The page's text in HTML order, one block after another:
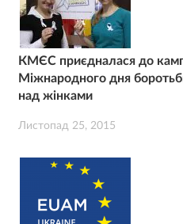
КМЄС приєдналася до
Міжнародного дня
над жінками
Листопад 25, 2015